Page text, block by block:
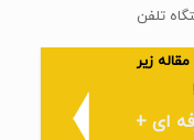
تلفن
زیر
ای +